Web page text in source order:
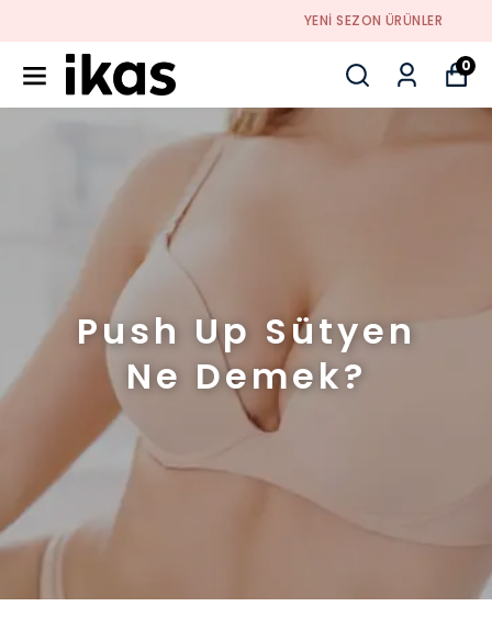
YENI SEZON ÜRÜNLER
0
Push Up Sütyen
Ne Demek?